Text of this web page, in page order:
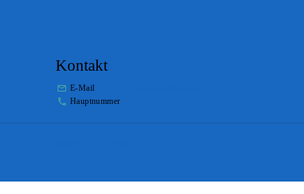
Kontakt
E-Mail
Hauptnummer